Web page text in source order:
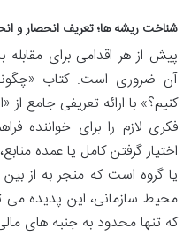
شناخت ریشه ها؛ تعریف انحصار و
پیش از هر اقدامی برای
آن ضروری است. کتاب «چگونه
کنیم؟» با ارائه تعریفی جامع
فکری لازم را برای خواننده
اختیار گرفتن کامل یا عمده
یا گروه است که منجر به از
محیط سازمانی، این پدیده می
که تنها محدود به جنبه های